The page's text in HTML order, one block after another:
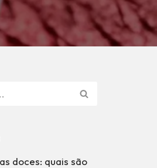
doces: quais são